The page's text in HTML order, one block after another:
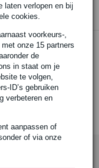
laten verlopen en bij
cookies.
voorkeurs-,
onze 15 partners
de
in staat om je
te volgen,
ID’s gebruiken
verbeteren en
aanpassen of
of via onze
gitaren